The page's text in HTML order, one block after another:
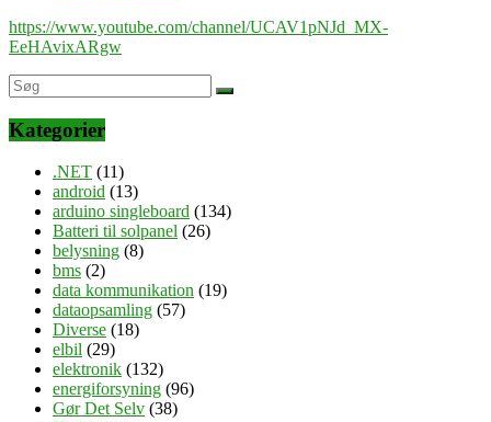
https://www.youtube.com/channel/UCAV1pNJd_MX-
EeHAvixARgw
Kategorier
.NET (11)
android (13)
arduino singleboard (134)
Batteri til solpanel (26)
belysning (8)
bms (2)
data kommunikation (19)
dataopsamling (57)
Diverse (18)
elbil (29)
elektronik (132)
energiforsyning (96)
Gør Det Selv (38)